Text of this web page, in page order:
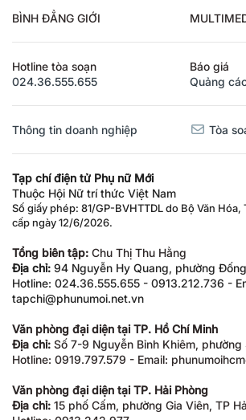
BÌNH ĐẲNG GIỚI
Hotline tòa soạn
024.36.555.655
Báo giá
Quảng
Thông tin doanh nghiệp Tòa
Tạp chí điện tử Phụ nữ Mới
Thuộc Hội Nữ trí thức Việt Nam
Số giấy phép: 81/GP-BVHTTDL do Bộ Văn Hóa,
cấp ngày 12/6/2026.
Tổng biên tập: Chu Thị Thu Hằng
Địa chỉ: 94 Nguyễn Hy Quang, phường
Hotline: 024.36.555.655 - 0913.212.736 -
tapchi@phunumoi.net.vn
Văn phòng đại diện tại TP. Hồ Chí Minh
Địa chỉ: Số 7-9 Nguyễn Bỉnh Khiêm, phường
Hotline: 0919.797.579 - Email:
Văn phòng đại diện tại TP. Hải Phòng
Địa chỉ: 15 phố Cấm, phường Gia Viên, TP